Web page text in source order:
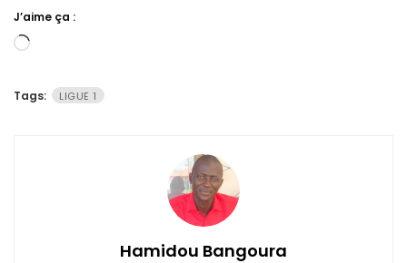
J’aime ça :
Chargement…
Tags: LIGUE 1
Hamidou Bangoura